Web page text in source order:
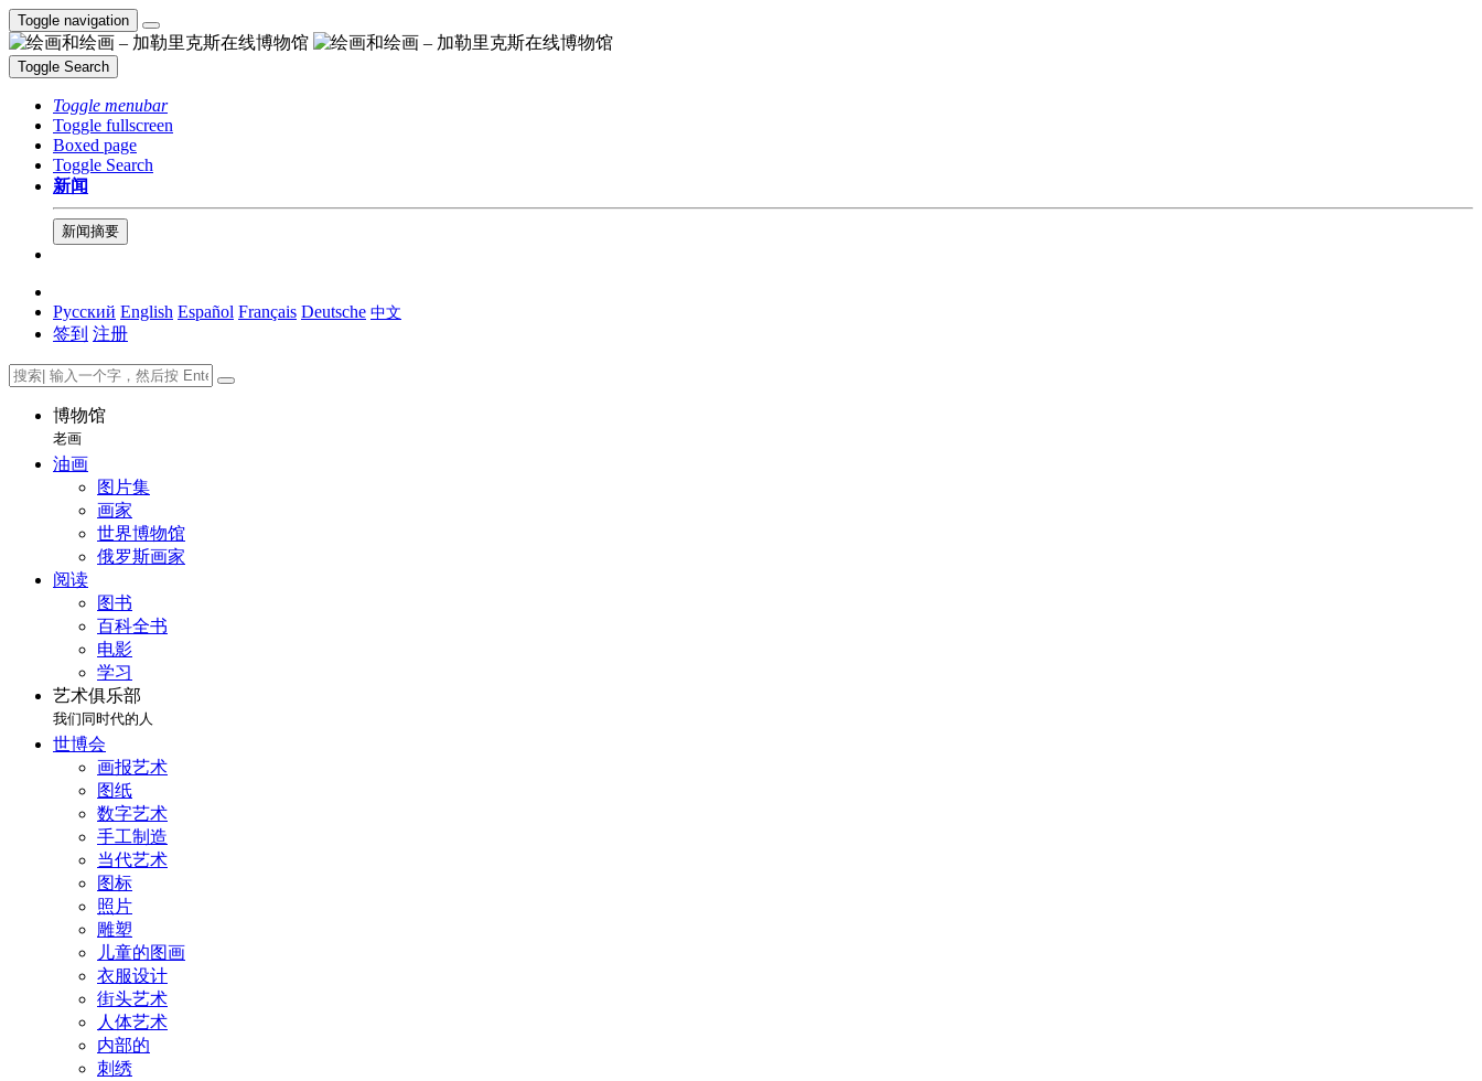
Toggle navigation
Toggle Search
Toggle menubar
Toggle fullscreen
Boxed page
Toggle Search
新闻
新闻摘要
Русский English Español Français Deutsche 中文
签到 注册
博物馆
老画
油画
图片集
画家
世界博物馆
俄罗斯画家
阅读
图书
百科全书
电影
学习
艺术俱乐部
我们同时代的人
世博会
画报艺术
图纸
数字艺术
手工制造
当代艺术
图标
照片
雕塑
儿童的图画
衣服设计
街头艺术
人体艺术
内部的
刺绣